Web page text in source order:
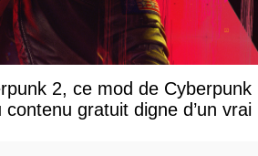
2, ce mod de Cyberpunk
gratuit digne d’un vrai